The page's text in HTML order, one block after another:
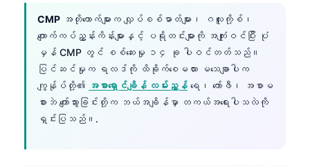
CMP အတိုကောက်များက လျှပ်စစ်ဓာတ်များ၊ ဂလူးကို့စ်၊
ကျောက်ကပ်ညွှန်းကိန်းများနှင့် ပရိုတင်းများကို အကျုံးဝင်ပြီး ပုံ
မှန် CMP တွင် စစ်ဆေးမှု ၁၄ ခု ပါဝင်တတ်သည်။
ပြင်ဆင်မှုက ရလဒ်ကို ထိခိုက်စေမလား မသေချာပါက
ကျွန်ုပ်တို့၏ အစာရှောင်ချိန် လမ်းညွှန် ရေ၊ ကော်ဖီ၊ အစာမ
စားဘဲ ကျော်သွားခြင်းတို့က ဘယ်အချိန်မှာ တကယ်အရေးပါသလဲကို
ရှင်းပြသည်။.